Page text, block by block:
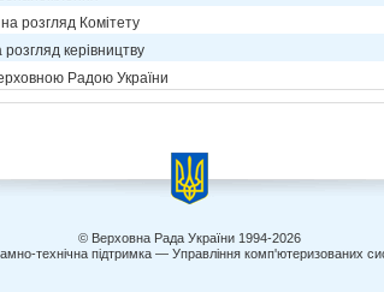
розгляд Комітету
керівництву
Радою України
© Верховна Рада України 1994-2026
технічна підтримка — Управління комп'ютеризованих